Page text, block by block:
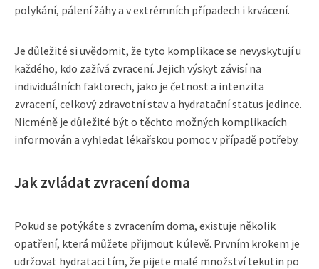
polykání, pálení žáhy a v extrémních případech i krvácení.
Je důležité si uvědomit, že tyto komplikace se nevyskytují u
každého, kdo zažívá zvracení. Jejich výskyt závisí na
individuálních faktorech, jako je četnost a intenzita
zvracení, celkový zdravotní stav a hydratační status jedince.
Nicméně je důležité být o těchto možných komplikacích
informován a vyhledat lékařskou pomoc v případě potřeby.
Jak zvládat zvracení doma
Pokud se potýkáte s zvracením doma, existuje několik
opatření, která můžete přijmout k úlevě. Prvním krokem je
udržovat hydrataci tím, že pijete malé množství tekutin po